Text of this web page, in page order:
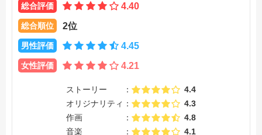
総合評価 4.40
総合順位 2位
男性評価 4.45
女性評価 4.21
ストーリー
4.4
オリジナリティ
4.3
作画
4.8
音楽
4.1